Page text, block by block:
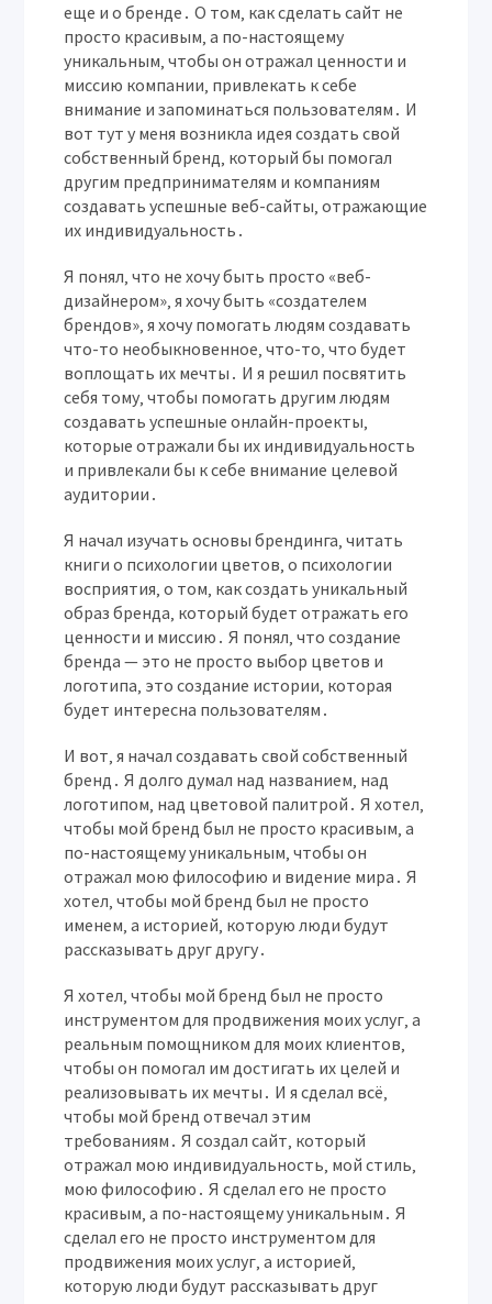
еще и о бренде․ О том‚ как сделать сайт не
просто красивым‚ а по-настоящему
уникальным‚ чтобы он отражал ценности и
миссию компании‚ привлекать к себе
внимание и запоминаться пользователям․ И
вот тут у меня возникла идея создать свой
собственный бренд‚ который бы помогал
другим предпринимателям и компаниям
создавать успешные веб-сайты‚ отражающие
их индивидуальность․
Я понял‚ что не хочу быть просто «веб-
дизайнером»‚ я хочу быть «создателем
брендов»‚ я хочу помогать людям создавать
что-то необыкновенное‚ что-то‚ что будет
воплощать их мечты․ И я решил посвятить
себя тому‚ чтобы помогать другим людям
создавать успешные онлайн-проекты‚
которые отражали бы их индивидуальность
и привлекали бы к себе внимание целевой
аудитории․
Я начал изучать основы брендинга‚ читать
книги о психологии цветов‚ о психологии
восприятия‚ о том‚ как создать уникальный
образ бренда‚ который будет отражать его
ценности и миссию․ Я понял‚ что создание
бренда — это не просто выбор цветов и
логотипа‚ это создание истории‚ которая
будет интересна пользователям․
И вот‚ я начал создавать свой собственный
бренд․ Я долго думал над названием‚ над
логотипом‚ над цветовой палитрой․ Я хотел‚
чтобы мой бренд был не просто красивым‚ а
по-настоящему уникальным‚ чтобы он
отражал мою философию и видение мира․ Я
хотел‚ чтобы мой бренд был не просто
именем‚ а историей‚ которую люди будут
рассказывать друг другу․
Я хотел‚ чтобы мой бренд был не просто
инструментом для продвижения моих услуг‚ а
реальным помощником для моих клиентов‚
чтобы он помогал им достигать их целей и
реализовывать их мечты․ И я сделал всё‚
чтобы мой бренд отвечал этим
требованиям․ Я создал сайт‚ который
отражал мою индивидуальность‚ мой стиль‚
мою философию․ Я сделал его не просто
красивым‚ а по-настоящему уникальным․ Я
сделал его не просто инструментом для
продвижения моих услуг‚ а историей‚
которую люди будут рассказывать друг